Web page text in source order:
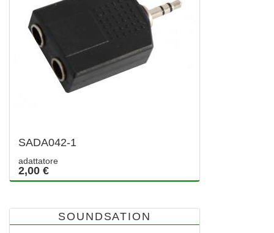
SADA042-1
adattatore
2,00 €
SOUNDSATION